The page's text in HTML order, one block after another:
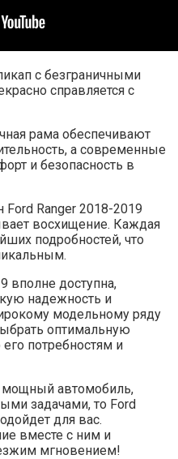
с безграничными
справляется с
рама обеспечивают
а современные
и безопасность в
Ranger 2018-2019
восхищение. Каждая
подробностей, что
вполне доступна,
надежность и
модельному ряду
оптимальную
потребностям и
автомобиль,
задачами, то Ford
для вас.
вместе с ним и
мгновением!